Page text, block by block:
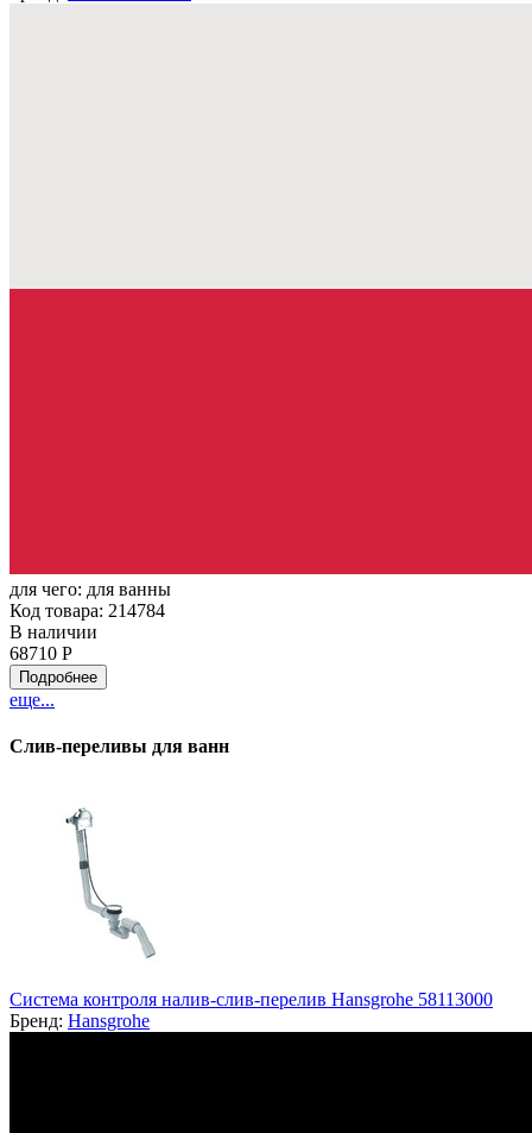
для чего: для ванны
Код товара: 214784
В наличии
68710 Р
Подробнее
еще...
Слив-переливы для ванн
Система контроля налив-слив-перелив Hansgrohe 58113000
Бренд: Hansgrohe